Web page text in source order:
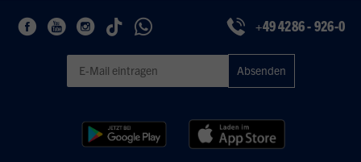
+49 4286 - 926-0
Geben Sie eine gültige E-Mail-Adresse für den Newsletter ein